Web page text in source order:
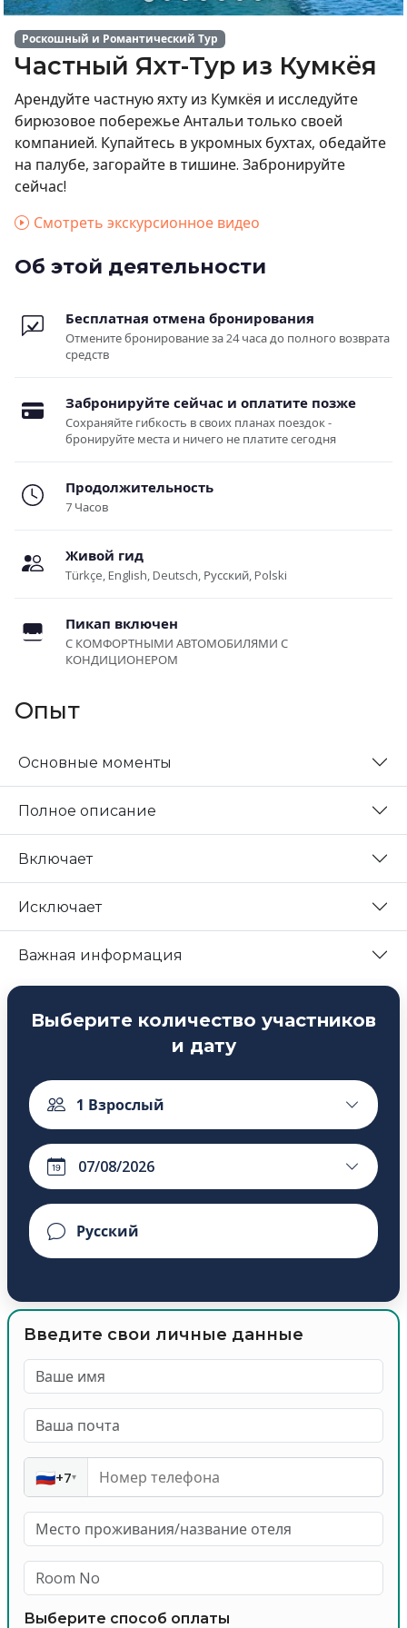
Роскошный и Романтический Тур
Частный Яхт-Тур из Кумкёя
Арендуйте частную яхту из Кумкёя и исследуйте
бирюзовое побережье Антальи только своей
компанией. Купайтесь в укромных бухтах, обедайте
на палубе, загорайте в тишине. Забронируйте
сейчас!
Смотреть экскурсионное видео
Об этой деятельности
Бесплатная отмена бронирования
Отмените бронирование за 24 часа до полного возврата
средств
Забронируйте сейчас и оплатите позже
Сохраняйте гибкость в своих планах поездок -
бронируйте места и ничего не платите сегодня
Продолжительность
7 Часов
Живой гид
Türkçe, English, Deutsch, Русский, Polski
Пикап включен
С КОМФОРТНЫМИ АВТОМОБИЛЯМИ С
КОНДИЦИОНЕРОМ
Опыт
Основные моменты
Полное описание
Включает
Исключает
Важная информация
Выберите количество участников
и дату
1 Взрослый
Введите свои личные данные
🇷🇺+7▾
Выберите способ оплаты